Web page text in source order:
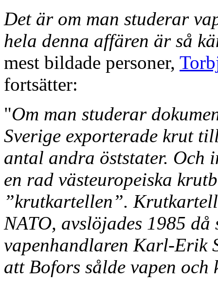
Det är om man studerar
hela denna affären är så
mest bildade personer,
fortsätter:
"Om man studerar
Sverige exporterade krut
antal andra öststater. Och
en rad västeuropeiska
”krutkartellen”.
NATO, avslöjades 1985
vapenhandlaren Karl-Erik
att Bofors sålde vapen